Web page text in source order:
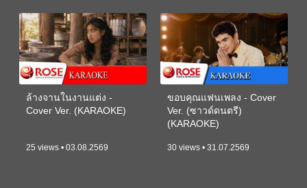
ล้างจานในงานแต่ง -
Cover Ver. (KARAOKE)
25 views • 03.08.2569
ขอบคุณแฟนเพลง - Cover
Ver. (ซาวด์ดนตรี)
(KARAOKE)
30 views • 31.07.2569